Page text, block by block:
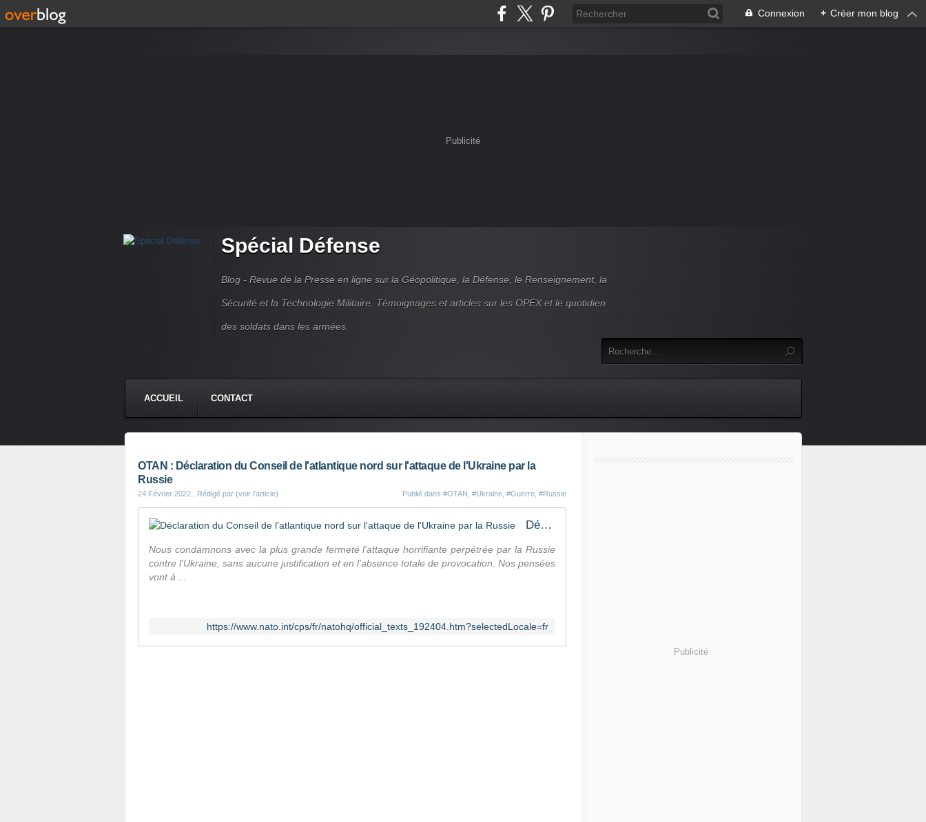
Connexion + Créer mon blog
Publicité
Spécial Défense
Blog - Revue de la Presse en ligne sur la Géopolitique, la Défense, le Renseignement, la
Sécurité et la Technologie Militaire. Témoignages et articles sur les OPEX et le quotidien
des soldats dans les armées.
ACCUEIL CONTACT
OTAN : Déclaration du Conseil de l'atlantique nord sur l'attaque de l'Ukraine par la
Russie
24 Février 2022 , Rédigé par (voir l'article) Publié dans #OTAN #Ukraine #Guerre #Russie
Déclaration du Conseil de l'atlantique nord sur l'attaque de l'Ukraine par la Russie
Nous condamnons avec la plus grande fermeté l'attaque horrifiante perpétrée par la Russie
contre l'Ukraine, sans aucune justification et en l'absence totale de provocation. Nos pensées
vont à ...
https://www.nato.int/cps/fr/natohq/official_texts_192404.htm?selectedLocale=fr
Publicité